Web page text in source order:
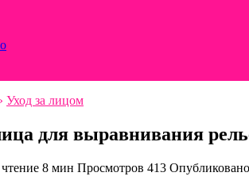
Уход за лицом
для выравнивания
8 мин Просмотров 413 Опубликовано